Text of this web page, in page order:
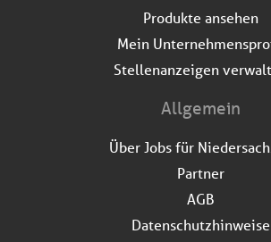
Produkte ansehen
Mein
Stellenanzeigen
Allgemein
Über Jobs für
Partner
AGB
Datenschutzhinweise